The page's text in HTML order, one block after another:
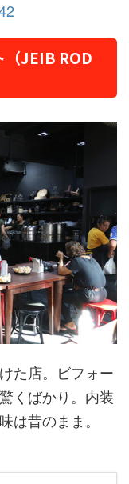
（JEIB ROD
た店。ビフォー
くばかり。内装
は昔のまま。